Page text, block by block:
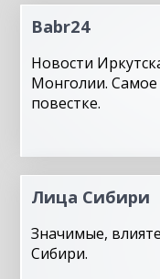
Babr24
Новости
Монголии.
повестке.
Лица Сибири
Значимые,
Сибири.